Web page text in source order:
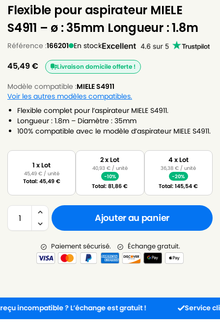
Flexible pour aspirateur MIELE
S4911 – ø : 35mm Longueur : 1.8m
Référence :166201 En stock
45,49€ Livraison domicile offerte !
Modèle compatible :MIELE S4911
Voir les autres modèles compatibles.
Flexible complet pour l’aspirateur MIELE S4911.
Longueur : 1.8m – Diamètre : 35mm
100% compatible avec le modèle d’aspirateur MIELE S4911.
1 x Lot
45,49 €/ unité
Total:45,49€
2 x Lot
40,93 €/ unité
-10%
Total:81,86€
4 x Lot
36,38€ / unité
-20%
Total:145,54€
Ajouter au panier
Paiement sécurisé. Échange gratuit.
? L’échange est gratuit ! Service client